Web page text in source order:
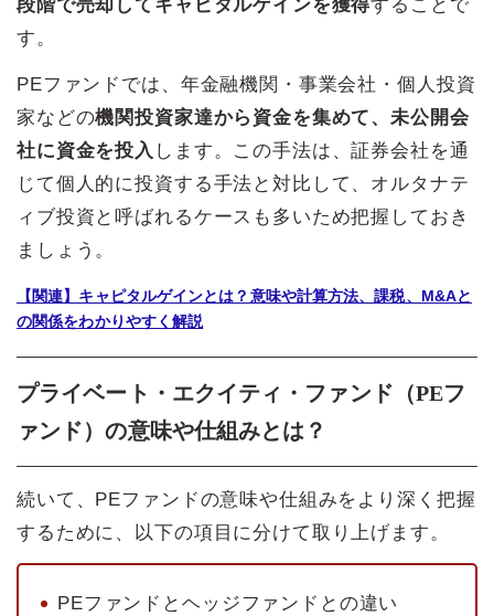
段階で売却してキャピタルゲインを獲得することで
す。
PEファンドでは、年金融機関・事業会社・個人投資
家などの機関投資家達から資金を集めて、未公開会
社に資金を投入 します。この手法は、証券会社を通
じて個人的に投資する手法と対比して、オルタナテ
ィブ投資と呼ばれるケースも多いため把握しておき
ましょう。
【関連】キャピタルゲインとは？意味や計算方法、課税、M&Aと
の関係をわかりやすく解説
プライベート・エクイティ・ファンド（PEフ
ァンド）の意味や仕組みとは？
続いて、PEファンドの意味や仕組みをより深く把握
するために、以下の項目に分けて取り上げます。
PEファンドとヘッジファンドとの違い